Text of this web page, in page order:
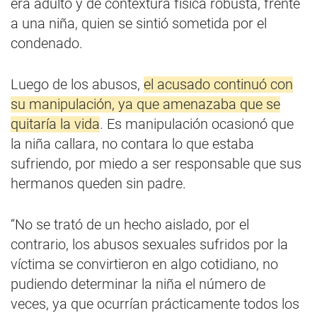
era adulto y de contextura física robusta, frente
a una niña, quien se sintió sometida por el
condenado.
Luego de los abusos, el acusado continuó con
su manipulación, ya que amenazaba que se
quitaría la vida. Es manipulación ocasionó que
la niña callara, no contara lo que estaba
sufriendo, por miedo a ser responsable que sus
hermanos queden sin padre.
“No se trató de un hecho aislado, por el
contrario, los abusos sexuales sufridos por la
víctima se convirtieron en algo cotidiano, no
pudiendo determinar la niña el número de
veces, ya que ocurrían prácticamente todos los